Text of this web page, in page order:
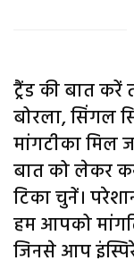
ट्रैंड की बात
बोरला, सिंगल
मांगटीका मिल
बात को लेकर
टिका चुनें।
हम आपको
जिनसे आप